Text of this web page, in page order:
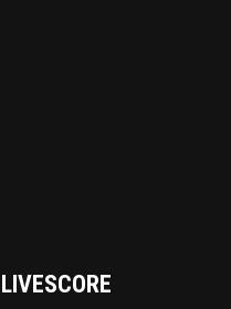
LIVESCORE